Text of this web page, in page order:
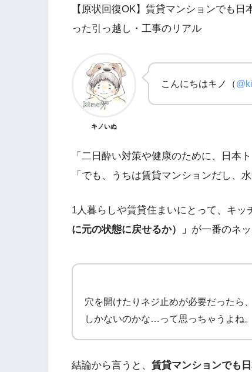
【原状回復OK】賃貸マンションでも
った引っ越し・工事のリアル
キノいぬ
こんにちはキノ（
「二日酔い対策や健康のために、日本
「でも、うちは賃貸マンションだし、
1人暮らしや賃貸住まいにとって、キ
に元の状態に戻せるか）」 が一番のネ
穴を開けたりネジ止めが必要だったら
しかないのかな…って思っちゃうよね。
結論から言うと、 賃貸マンションでも